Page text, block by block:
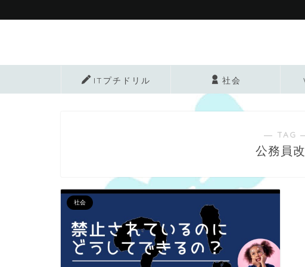
ITプチドリル 社会
― TAG
公務員
社会